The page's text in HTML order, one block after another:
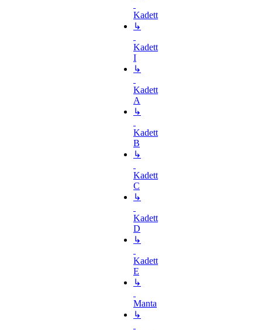
Kadett
↳
Kadett
I
↳
Kadett
A
↳
Kadett
B
↳
Kadett
C
↳
Kadett
D
↳
Kadett
E
↳
Manta
↳